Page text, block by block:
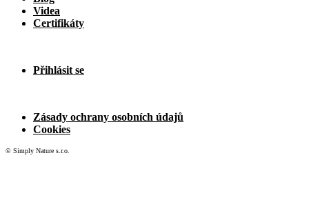
Videa
Certifikáty
Přihlásit se
Zásady ochrany osobních údajů
Cookies
© Simply Nature s.r.o.